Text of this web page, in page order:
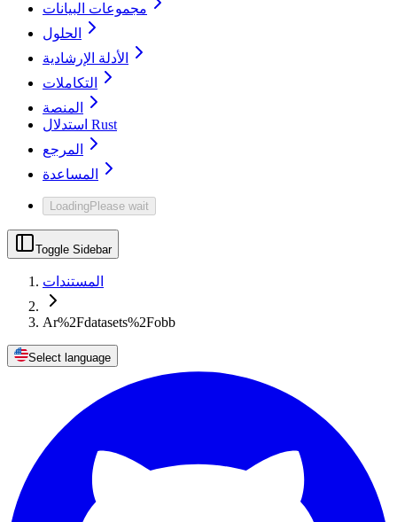
مجموعات البيانات
الحلول
الأدلة الإرشادية
التكاملات
المنصة
استدلال Rust
المرجع
المساعدة
LoadingPlease wait
Toggle Sidebar
المستندات
Ar%2Fdatasets%2Fobb
Select language